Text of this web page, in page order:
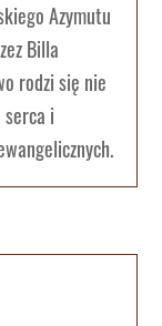
Azymutu
Billa
rodzi się nie
serca i